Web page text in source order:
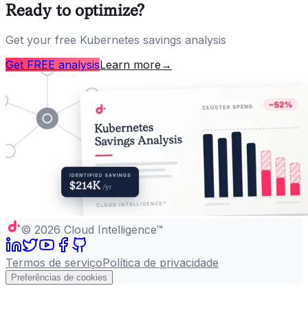
Ready to optimize?
Get your free Kubernetes savings analysis
Get FREE analysisLearn more →
© 2026 Cloud Intelligence™
Termos de serviçoPolítica de privacidade
Preferências de cookies